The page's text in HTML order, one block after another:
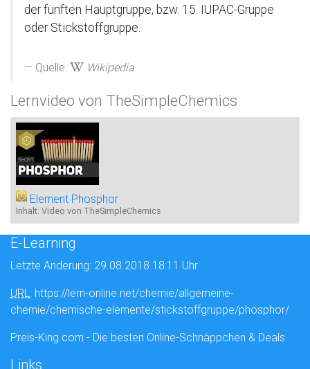
der fünften Hauptgruppe, bzw. 15. IUPAC-Gruppe
oder Stickstoffgruppe.
Quelle: Wikipedia
Lernvideo von TheSimpleChemics
Element Phosphor
Inhalt: Video von TheSimpleChemics
E-Learning
Letzte Änderung: 29.08.2018 18:11 Uhr
URL: https://lern-online.net/chemie/allgemeine-
chemie/chemische-elemente/stickstoffgruppe/phosphor/
Preis-King.com - Die besten Online-Schnäppchen & Deals
Links